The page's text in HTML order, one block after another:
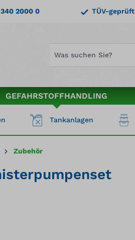
2000 0 TÜV-geprüft
GEFAHRSTOFFHANDLING
Tankanlagen
Zubehör